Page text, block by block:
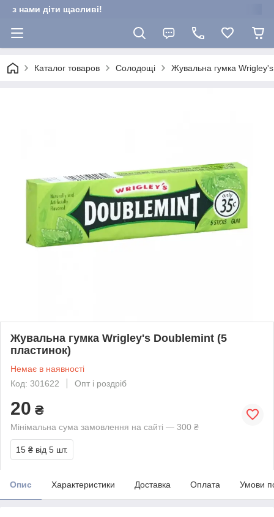
з нами діти щасливі!
Каталог товаров Солодощі Жувальна гумка
Жувальна гумка Wrigley's Doublemint (5
пластинок)
Немає в наявності
Код: 301622
Опт і роздріб
20 ₴
Мінімальна сума замовлення на сайті — 300 ₴
15 ₴ від 5 шт.
Опис Характеристики Доставка Оплата Умови